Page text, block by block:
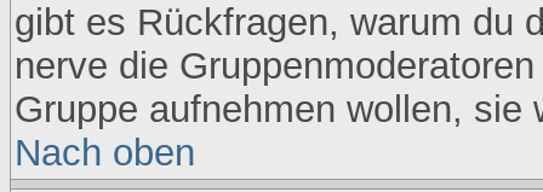
gibt es Rückfragen, warum du
nerve die
Gruppe aufnehmen wollen, sie
Nach oben